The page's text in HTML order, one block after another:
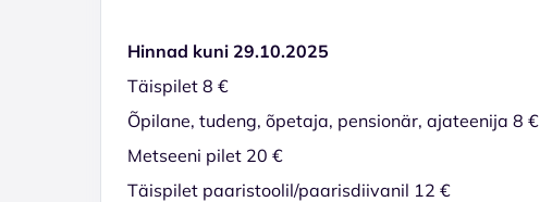
Hinnad kuni 29.10.2025
Täispilet 8 €
Õpilane, tudeng, õpetaja, pensionär, ajateenija 8 €
Metseeni pilet 20 €
Täispilet paaristoolil/paarisdiivanil 12 €